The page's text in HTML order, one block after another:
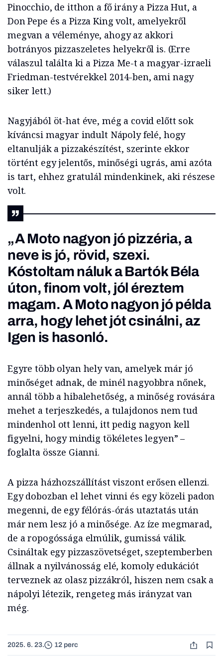
Pinocchio, de itthon a fő irány a Pizza Hut, a
Don Pepe és a Pizza King volt, amelyekről
megvan a véleménye, ahogy az akkori
botrányos pizzaszeletes helyekről is. (Erre
válaszul találta ki a Pizza Me-t a magyar-izraeli
Friedman-testvérekkel 2014-ben, ami nagy
siker lett.)
Nagyjából öt-hat éve, még a covid előtt sok
kíváncsi magyar indult Nápoly felé, hogy
eltanulják a pizzakészítést, szerinte ekkor
történt egy jelentős, minőségi ugrás, ami azóta
is tart, ehhez gratulál mindenkinek, aki részese
volt.
„A Moto nagyon jó pizzéria, a
neve is jó, rövid, szexi.
Kóstoltam náluk a Bartók Béla
úton, finom volt, jól éreztem
magam. A Moto nagyon jó példa
arra, hogy lehet jót csinálni, az
Igen is hasonló.
Egyre több olyan hely van, amelyek már jó
minőséget adnak, de minél nagyobbra nőnek,
annál több a hibalehetőség, a minőség rovására
mehet a terjeszkedés, a tulajdonos nem tud
mindenhol ott lenni, itt pedig nagyon kell
figyelni, hogy mindig tökéletes legyen” –
foglalta össze Gianni.
A pizza házhozszállítást viszont erősen ellenzi.
Egy dobozban el lehet vinni és egy közeli padon
megenni, de egy félórás-órás utaztatás után
már nem lesz jó a minősége. Az íze megmarad,
de a ropogóssága elmúlik, gumissá válik.
Csináltak egy pizzaszövetséget, szeptemberben
állnak a nyilvánosság elé, komoly edukációt
terveznek az olasz pizzákról, hiszen nem csak a
nápolyi létezik, rengeteg más irányzat van
még.
2025. 6. 23. 12 perc